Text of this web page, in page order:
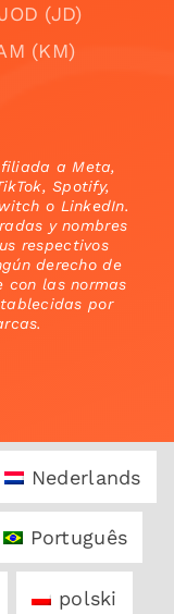
(JD)
(KM)
a Meta,
Spotify,
o LinkedIn.
y nombres
respectivos
derecho de
con las normas
por
Nederlands
Português
polski